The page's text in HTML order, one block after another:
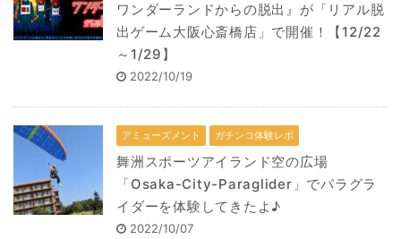
ワンダーランドからの脱出』が「リアル脱
出ゲーム大阪心斎橋店」で開催！【12/22
～1/29】
2022/10/19
アミューズメント ガチンコ体験レポ
舞洲スポーツアイランド空の広場
「Osaka-City-Paraglider」でパラグラ
イダーを体験してきたよ♪
2022/10/07